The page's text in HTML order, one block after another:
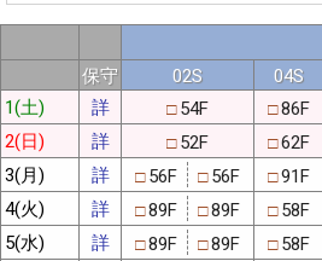
保守 02S 04S
1(土)
詳 □ 54F □86F
2(日)
詳 □ 52F □62F
3(月) 詳 □ 56F □ 56F □91F
4(火) 詳 □89F □89F □ 58F
5(水) 詳 □89F □89F □ 58F